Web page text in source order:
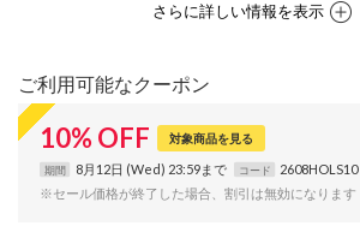
さらに詳しい情報を表示
ご利用可能なクーポン
10% OFF 対象商品を見る
期間 8月12日 (Wed) 23:59まで コード
2608HOLS10
※セール価格が終了した場合、割引は無効になります